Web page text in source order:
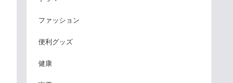
ファッション
便利グッズ
健康